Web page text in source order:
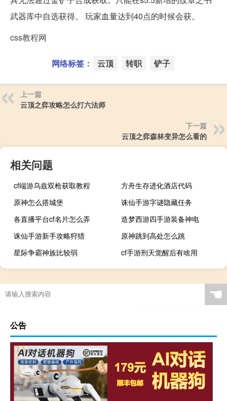
武器库中自选获得。 玩家血量达到40点的时候会获。
css教程网
网络标签： 云顶 转职 铲子
上一篇
云顶之弈攻略怎么打六法师
下一篇
云顶之弈森林变异怎么看的
相关问题
cf端游乌兹双枪获取教程
方舟生存进化酒店代码
原神怎么搭城堡
诛仙手游字谜隐藏任务
各直播平台cf名片怎么弄
造梦西游四手游装备神电
诛仙手游新手攻略狩猎
原神跳到高处怎么跳
星际争霸神族比较弱
cf手游刑天觉醒后有啥用
☚
公告